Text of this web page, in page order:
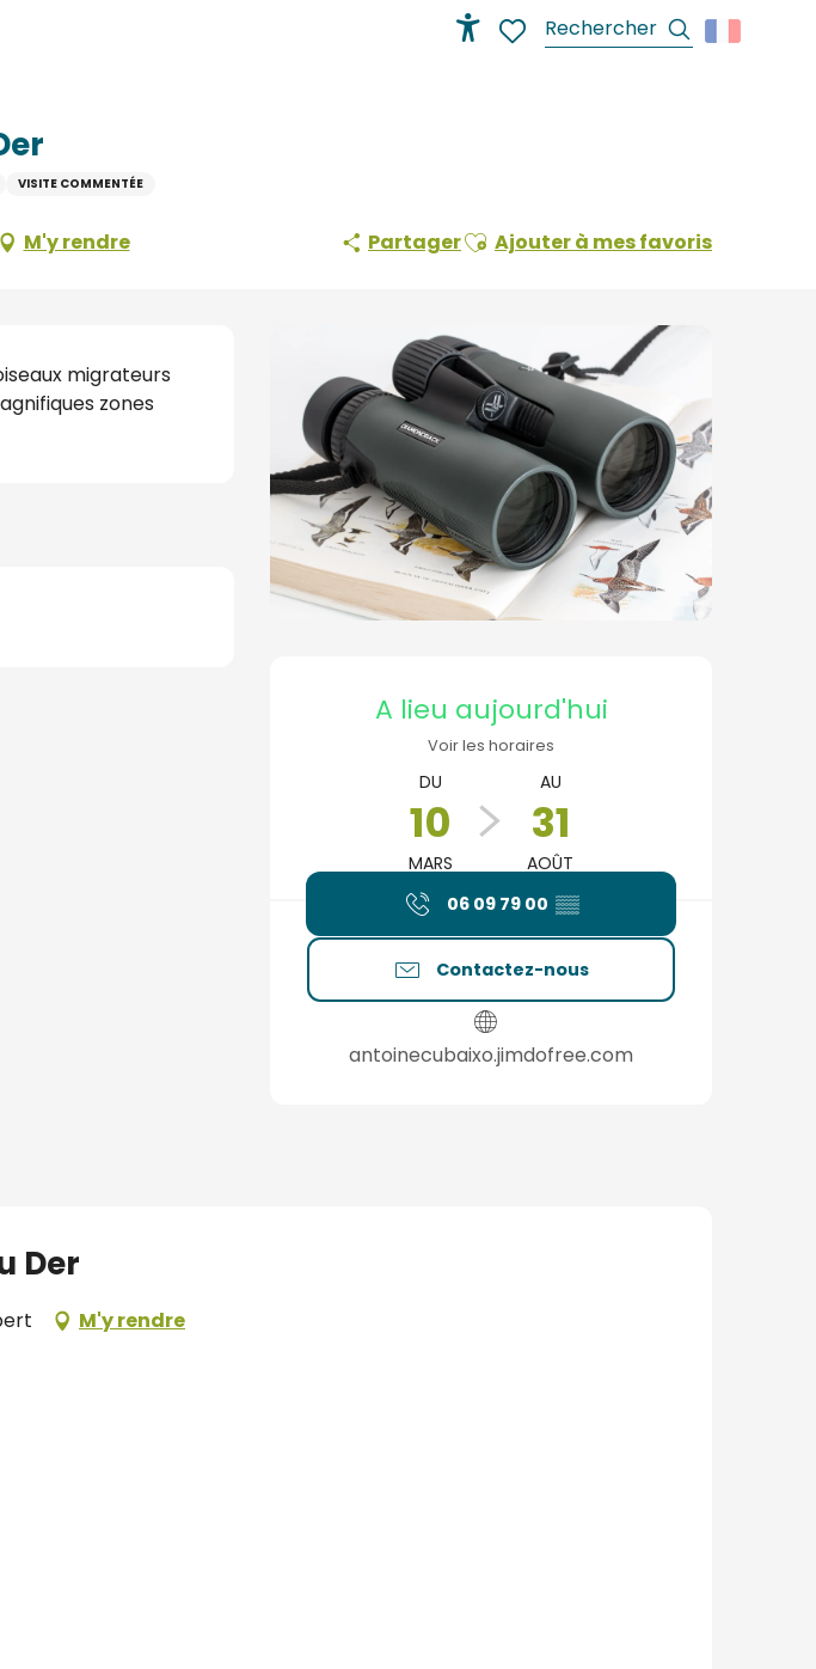
Recherche
VISITE COMMENTÉE
M'y rendre PartagerAjouter aux favoris
Ajouter à mes favoris
Ouverture et
A lieu aujourd'hui
Voir les horaires
DU
10
MARS
AU
31
AOÛT
06 09 79 00 ▒▒
Contactez-nous
antoinecubaixo.jimdofree.com
migrateurs
zones
Der
M'y rendre